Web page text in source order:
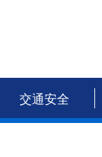
交通安全